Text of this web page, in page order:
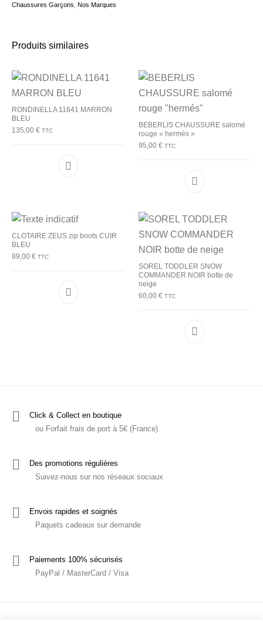
Chaussures Garçons ,Nos Marques
Produits similaires
RONDINELLA 11641 MARRON
BLEU
135,00€ TTC
Ce produit a plusieurs variations. Les options
BEBERLIS CHAUSSURE salomé
rouge « hermés »
95,00 € TTC
Ce produit a
CLOTAIRE ZEUS zip boots CUIR
BLEU
89,00€ TTC
Ce produit a plusieurs variations. Les options
SOREL TODDLER SNOW
COMMANDER NOIR botte de
neige
60,00 € TTC
Ce produit a
Click & Collect en boutique
ou Forfait frais de port à 5€ (France)
Des promotions régulières
Suivez-nous sur nos réseaux sociaux
Envois rapides et soignés
Paquets cadeaux sur demande
Paiements 100% sécurisés
PayPal / MasterCard / Visa